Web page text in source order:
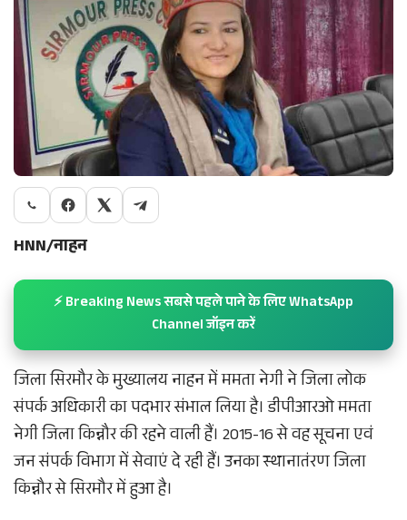
HNN/नाहन
⚡ Breaking News सबसे पहले पाने के लिए WhatsApp
Channel जॉइन करें
जिला सिरमौर के मुख्यालय नाहन में ममता नेगी ने जिला लोक
संपर्क अधिकारी का पदभार संभाल लिया है। डीपीआरओ ममता
नेगी जिला किन्नौर की रहने वाली हैं। 2015-16 से वह सूचना एवं
जन संपर्क विभाग में सेवाएं दे रही हैं। उनका स्थानातंरण जिला
किन्नौर से सिरमौर में हुआ है।